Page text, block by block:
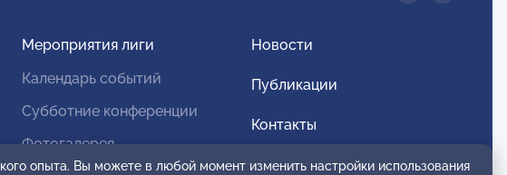
Мероприятия лиги
Календарь событий
Субботние конференции
Фотогалерея
Новости
Публикации
Контакты
Для спонсоров и партнеров
опыта. Вы можете в любой момент изменить настройки использования